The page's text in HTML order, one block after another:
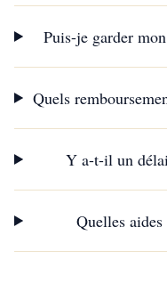
Puis-je garder
Quels
Y a-t-il un
Quelles